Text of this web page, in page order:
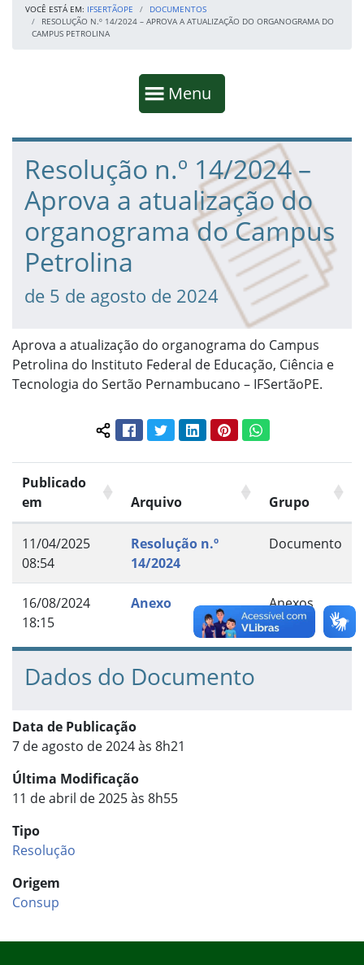
VOCÊ ESTÁ EM: IFSERTÃOPE
DOCUMENTOS
RESOLUÇÃO N.º 14/2024 – APROVA A ATUALIZAÇÃO DO ORGANOGRAMA DO
CAMPUS PETROLINA
Mostrar
Menu
Fim da navegação
Início do conteúdo
Resolução n.º 14/2024 –
Aprova a atualização do
organograma do Campus
Petrolina
de 5 de agosto de 2024
Aprova a atualização do organograma do Campus
Petrolina do Instituto Federal de Educação, Ciência e
Tecnologia do Sertão Pernambucano – IFSertãoPE.
Compartilhar conteúdo:
FacebookTwitterLinkedInPinterestWhatsApp
Publicado
em
Arquivo Grupo
11/04/2025
08:54
Resolução n.º
14/2024
Documento
16/08/2024
18:15
Anexo Anexos
Dados do Documento
Data de Publicação
7 de agosto de 2024 às 8h21
Última Modificação
11 de abril de 2025 às 8h55
Tipo
Resolução
Origem
Consup